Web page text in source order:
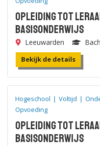
Opleiding tot
Basisonderwijs
Leeuwarden
Bekijk de details
Hogeschool | Voltijd |
Opvoeding
Opleiding tot
Basisonderwijs